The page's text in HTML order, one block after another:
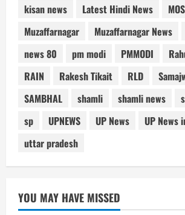
kisan news
Latest Hindi News
Muzaffarnagar
Muzaffarnagar News
news 80
pm modi PMMODI
RAIN
Rakesh Tikait RLD
SAMBHAL
shamli shamli news
sp
UPNEWS UP News
UP News
uttar pradesh
YOU MAY HAVE MISSED